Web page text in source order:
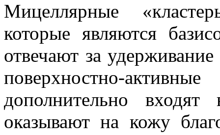
Мицеллярные
которые являются
отвечают за
поверхностно-
дополнительно
оказывают на кожу